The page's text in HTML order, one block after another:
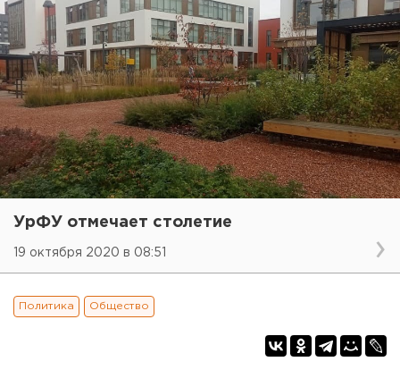
УрФУ отмечает столетие
19 октября 2020 в 08:51
Политика Общество